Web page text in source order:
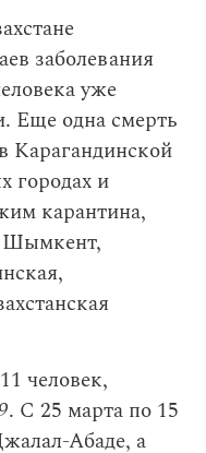
заболевания
уже
Еще одна смерть
Карагандинской
городах и
карантина,
человек,
. С 25 марта по 15
Абаде, а